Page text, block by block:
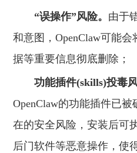
“误操作”风险。 由于
和意图，OpenClaw可能
据等重要信息彻底删除；
功能插件(skills)投毒风
OpenClaw的功能插件已
在的安全风险，安装后可
后门软件等恶意操作，使